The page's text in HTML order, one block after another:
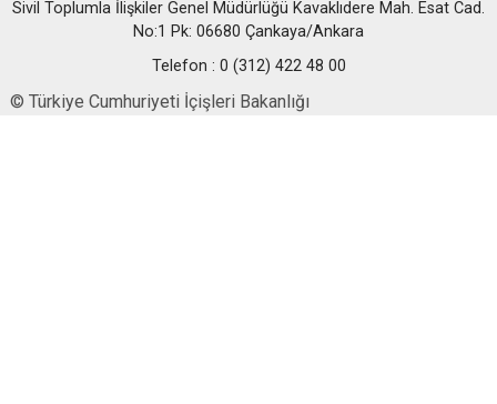
Sivil Toplumla İlişkiler Genel Müdürlüğü Kavaklıdere Mah. Esat Cad.
No:1 Pk: 06680 Çankaya/Ankara
Telefon : 0 (312) 422 48 00
© Türkiye Cumhuriyeti İçişleri Bakanlığı